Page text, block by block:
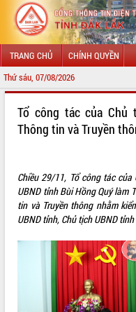
TRANG CHỦ CHÍNH QUYỀN
Thứ sáu, 07/08/2026 CHÀO MỪNG
LÃNH ĐẠO UBND TỈNH
SỞ, BAN, NGÀNH
UBND CÁC XÃ, PHƯỜNG
THÔNG TIN CHỈ ĐẠO ĐIỀU HÀNH
HỆ THỐNG VĂN BẢN
VĂN BẢN HĐND TỈNH
Tổ công tác của Chủ
Thông tin và Truyền
Chiều 29/11, Tổ công tác
UBND tỉnh Bùi Hồng Quý làm
tin và Truyền thông nhằm
UBND tỉnh, Chủ tịch UBND